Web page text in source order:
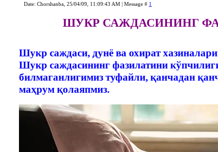
Date: Chorshanba, 25/04/09, 11:09:43 AM | Message # 1
ШУКР САЖДАСИНИНГ
Шукр саждаси, дунё ва охират
Шукр саждасининг фазилатини
билмаганлигимиз туфайли, қанчадан
маҳрум қолаяпмиз.